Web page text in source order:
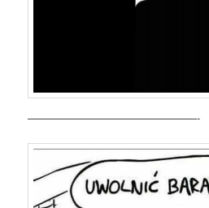
————————————————-